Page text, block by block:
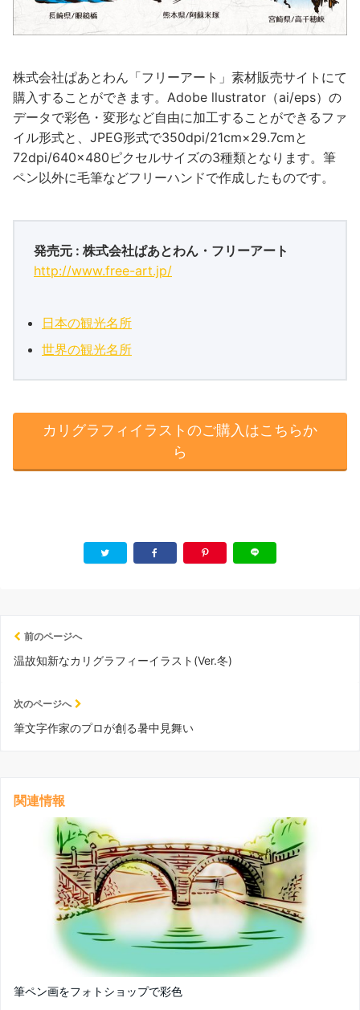
株式会社ぱあとわん「フリーアート」素材販売サイトにて
購入することができます。Adobe llustrator（ai/eps）の
データで彩色・変形など自由に加工することができるファ
イル形式と、JPEG形式で350dpi/21cm×29.7cmと
72dpi/640×480ピクセルサイズの3種類となります。筆
ペン以外に毛筆などフリーハンドで作成したものです。
発売元 : 株式会社ぱあとわん・フリーアート
http://www.free-art.jp/
日本の観光名所
世界の観光名所
カリグラフィイラストのご購入はこちらか
ら
前のページへ
温故知新なカリグラフィーイラスト(Ver.冬)
次のページへ
筆文字作家のプロが創る暑中見舞い
関連情報
筆ペン画をフォトショップで彩色